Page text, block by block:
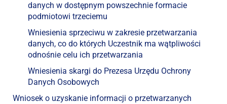
danych w dostępnym powszechnie formacie
podmiotowi trzeciemu
Wniesienia sprzeciwu w zakresie przetwarzania
danych, co do których Uczestnik ma wątpliwości
odnośnie celu ich przetwarzania
Wniesienia skargi do Prezesa Urzędu Ochrony
Danych Osobowych
Wniosek o uzyskanie informacji o przetwarzanych